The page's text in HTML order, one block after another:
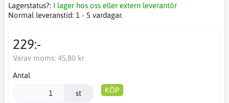
Lagerstatus?: I lager hos oss eller extern leverantör
Normal leveranstid: 1 - 5 vardagar.
229:-
Varav moms: 45,80 kr
Antal
st KÖP